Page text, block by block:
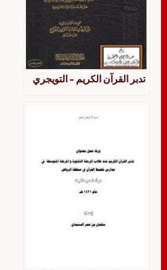
تدبر القرآن الكريم – التويجري